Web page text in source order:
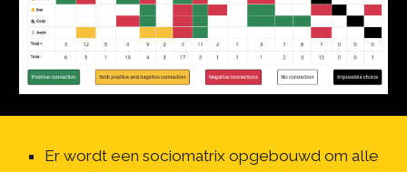
Er wordt een sociomatrix opgebouwd om alle